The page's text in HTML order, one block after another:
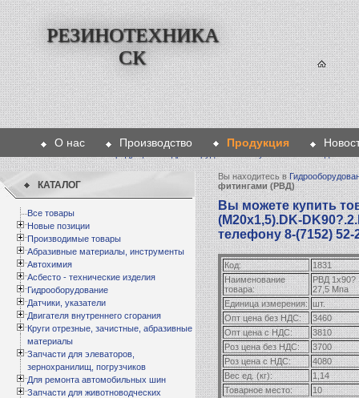
РЕЗИНОТЕХНИКА
СК
О нас Производство Продукция
КАТАЛОГ
Все товары
Новые позиции
Производимые товары
Абразивные материалы, инструменты
Автохимия
Асбесто - технические изделия
Гидрооборудование
Датчики, указатели
Двигателя внутреннего сгорания
Круги отрезные, зачистные, абразивные
материалы
Запчасти для элеваторов,
зернохранилищ, погрузчиков
Для ремонта автомобильных шин
Запчасти для животноводческих
Вы находитесь в
фитингами (РВД)
Вы можете купить
(М20х1,5).DK-
телефону 8-(7152) 52-
Код:
1831
Наименование
товара:
РВД 1х90?
27,5 Мпа
Единица измерения: шт.
Опт цена без НДС:
3460
Опт цена с НДС:
3810
Роз цена без НДС:
3700
Роз цена с НДС:
4080
Вес ед. (кг):
1,14
Товарное место:
10